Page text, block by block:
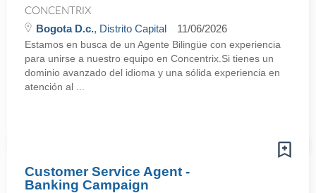
CONCENTRIX
Bogota D.c., Distrito Capital 11/06/2026
Estamos en busca de un Agente Bilingüe con experiencia
para unirse a nuestro equipo en Concentrix.Si tienes un
dominio avanzado del idioma y una sólida experiencia en
atención al ...
Customer Service Agent -
Banking Campaign